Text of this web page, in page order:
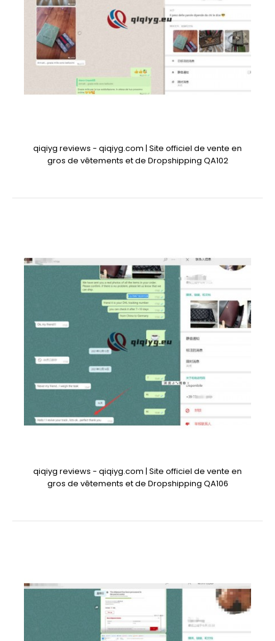
qiqiyg reviews - qiqiyg.com | Site officiel de vente en
gros de vêtements et de Dropshipping QA102
qiqiyg reviews - qiqiyg.com | Site officiel de vente en
gros de vêtements et de Dropshipping QA106